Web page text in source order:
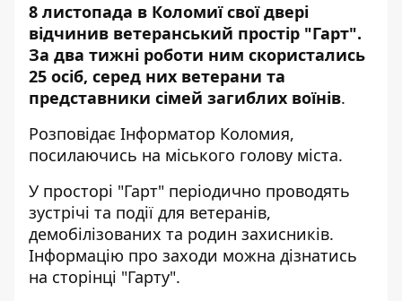
8 листопада в Коломиї свої двері
відчинив ветеранський простір "Гарт".
За два тижні роботи ним скористались
25 осіб, серед них ветерани та
представники сімей загиблих воїнів.
Розповідає Інформатор Коломия,
посилаючись на міського голову міста.
У просторі "Гарт" періодично проводять
зустрічі та події для ветеранів,
демобілізованих та родин захисників.
Інформацію про заходи можна дізнатись
на сторінці "Гарту".